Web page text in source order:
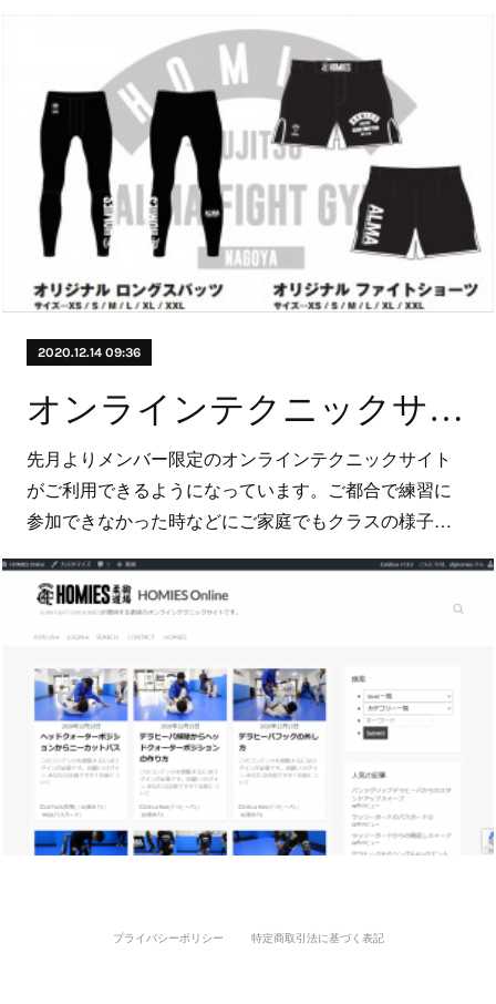
2020.12.14 09:36
オンラインテクニックサイト
先月よりメンバー限定のオンラインテクニックサイト
がご利用できるようになっています。ご都合で練習に
参加できなかった時などにご家庭でもクラスの様子…
プライバシーポリシー 特定商取引法に基づく表記